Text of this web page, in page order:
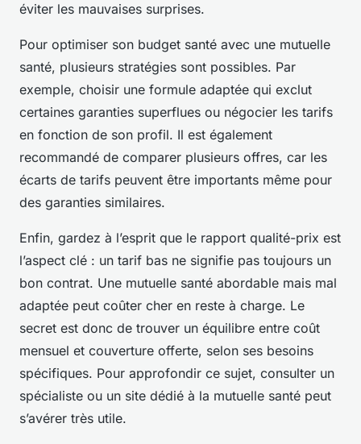
éviter les mauvaises surprises.
Pour optimiser son budget santé avec une mutuelle
santé, plusieurs stratégies sont possibles. Par
exemple, choisir une formule adaptée qui exclut
certaines garanties superflues ou négocier les tarifs
en fonction de son profil. Il est également
recommandé de comparer plusieurs offres, car les
écarts de tarifs peuvent être importants même pour
des garanties similaires.
Enfin, gardez à l’esprit que le rapport qualité-prix est
l’aspect clé : un tarif bas ne signifie pas toujours un
bon contrat. Une mutuelle santé abordable mais mal
adaptée peut coûter cher en reste à charge. Le
secret est donc de trouver un équilibre entre coût
mensuel et couverture offerte, selon ses besoins
spécifiques. Pour approfondir ce sujet, consulter un
spécialiste ou un site dédié à la mutuelle santé peut
s’avérer très utile.